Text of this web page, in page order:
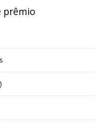
prêmio